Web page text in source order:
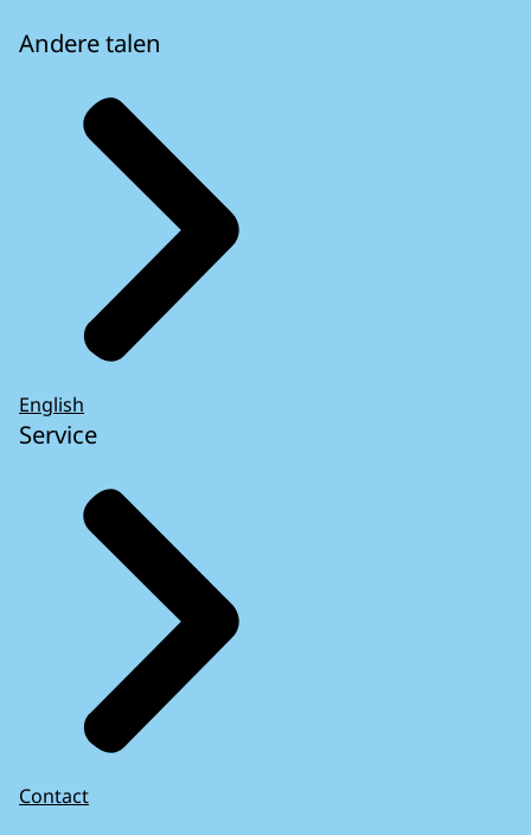
Andere talen
English
Service
Contact